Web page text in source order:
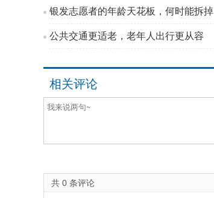
银发志愿者的年龄天花板，何时能拆掉
公共交通更适老，老年人出行更从容
相关评论
共 0 条评论